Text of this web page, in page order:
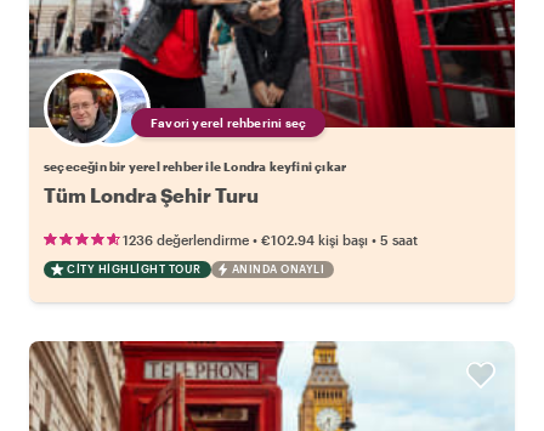
Favori yerel rehberini seç
seçeceğin bir yerel rehber ile Londra keyfini çıkar
Tüm Londra Şehir Turu
1236 değerlendirme • €102.94 kişi başı • 5 saat
CITY HIGHLIGHT TOUR ANINDA ONAYLI